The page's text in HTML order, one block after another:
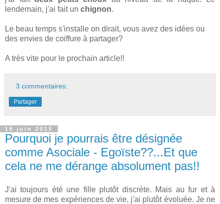
lendemain, j'ai fait un chignon.
Le beau temps s'installe on dirait, vous avez des idées ou
des envies de coiffure à partager?
A très vite pour le prochain article!!
3 commentaires:
Partager
16 juin 2015
Pourquoi je pourrais être désignée
comme Asociale - Egoïste??...Et que
cela ne me dérange absolument pas!!
J'ai toujours été une fille plutôt discrète. Mais au fur et à
mesure de mes expériences de vie, j'ai plutôt évoluée. Je ne